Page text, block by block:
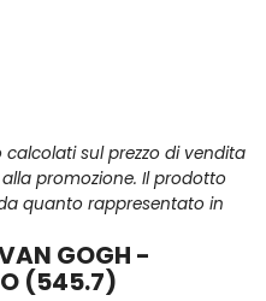
calcolati sul prezzo di vendita
promozione. Il prodotto
quanto rappresentato in
GOGH -
(545.7)